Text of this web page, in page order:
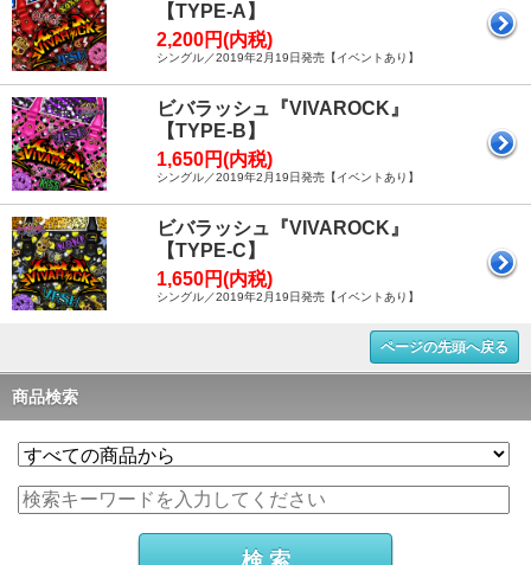
【TYPE-A】
2,200円(内税)
シングル／2019年2月19日発売【イベントあり】
ビバラッシュ『VIVAROCK』
【TYPE-B】
1,650円(内税)
シングル／2019年2月19日発売【イベントあり】
ビバラッシュ『VIVAROCK』
【TYPE-C】
1,650円(内税)
シングル／2019年2月19日発売【イベントあり】
ページの先頭へ戻る
商品検索